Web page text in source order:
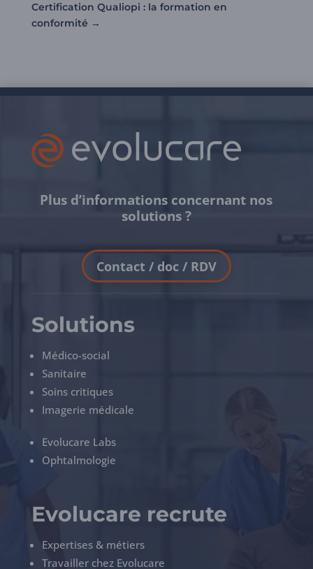
Certification Qualiopi : la formation en
conformité →
Plus d’informations concernant nos
solutions ?
Contact / doc / RDV
Solutions
Médico-social
Sanitaire
Soins critiques
Imagerie médicale
Evolucare Labs
Ophtalmologie
Evolucare recrute
Expertises & métiers
Travailler chez Evolucare